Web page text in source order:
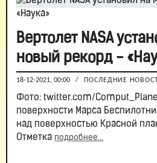
Вертолет NASA
новый рекорд -
18-12-2021, 00:00 / ПОСЛЕДНИЕ
Фото: twitter.com/
поверхности Марса
над поверхностью Красной
Отметка подробнее...